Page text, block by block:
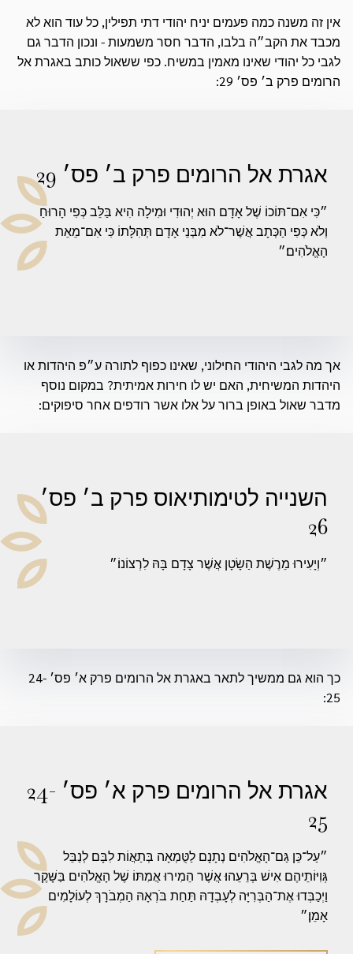
אין זה משנה כמה פעמים יניח יהודי דתי תפילין, כל עוד הוא לא
מכבד את הקב״ה בלבו, הדבר חסר משמעות - ונכון הדבר גם
לגבי כל יהודי שאינו מאמין במשיח. כפי ששאול כותב באגרת אל
הרומים פרק ב׳ פס׳ 29:
אגרת אל הרומים פרק ב׳ פס׳ 29
״כִּי אִם־תּוֹכוֹ שֶׁל אָדָם הוּא יְהוּדִי וּמִילָה הִיא בַּלֵּב כְּפִי הָרוּחַ
וְלֹא כְּפִי הַכְּתָב אֲשֶׁר־לֹא מִבְּנֵי אָדָם תְּהִלָּתוֹ כִּי אִם־מֵאֵת
הָאֱלֹהִים׃״
אך מה לגבי היהודי החילוני, שאינו כפוף לתורה ע״פ היהדות או
היהדות המשיחית, האם יש לו חירות אמיתית? במקום נוסף
מדבר שאול באופן ברור על אלו אשר רודפים אחר סיפוקים:
השנייה לטימותיאוס פרק ב׳ פס׳
26
״וְיָעִירוּ מֵרֶשֶׁת הַשָׂטָן אֲשֶׁר צָדָם בָּהּ לִרְצוֹנוֹ׃״
כך הוא גם ממשיך לתאר באגרת אל הרומים פרק א׳ פס׳ 24-
25:
אגרת אל הרומים פרק א׳ פס׳ 24-
25
״עַל־כֵּן גַּם־הָאֱלֹהִים נְתָנָם לַטֻּמְאָה בְּתַאֲוֹת לִבָּם לְנַבֵּל
גְּוִיּוֹתֵיהֶם אִישׁ בְּרֵעֵהוּ׃ אֲשֶׁר הֵמִירוּ אֲמִתּוֹ שֶׁל הָאֱלֹהִים בַּשָּׁקֶר
וַיְכַבְּדוּ אֶת־הַבְּרִיָּה לְעָבְדָהּ תַּחַת בֹּרְאָהּ הַמְבֹרָךְ לְעוֹלָמִים
אָמֵן׃״